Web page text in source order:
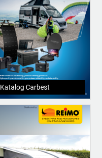
Katalog Carbest